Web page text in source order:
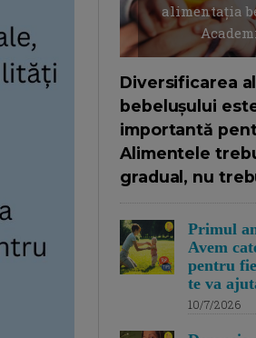
alimentația
Diversificarea
bebelușului
importantă
Alimentele
gradual, nu
Primul
Avem
pentru
te va
10/7/2026